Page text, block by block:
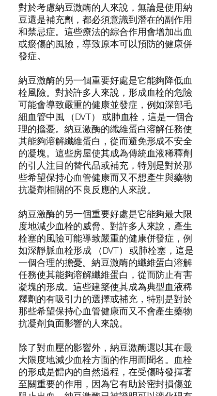
對於考慮納豆激酶的人來說，無論是使用納
豆還是補充劑，都必須意識到潛在的副作用
和禁忌症。這些療法的綜合作用會增加出血
或瘀傷的風險，導致原本可以預防的健康併
發症。
納豆激酶的另一個重要好處是它能夠降低血
栓風險。對於許多人來說，形成血栓的危險
可能會導致嚴重的健康並發症，例如深部毛
細血管中風 （DVT） 或肺血栓，這是一個合
理的擔憂。納豆激酶的纖維蛋白溶解任務使
其能夠溶解纖維蛋白，從而避免形成不安全
的凝塊。這些房屋使其成為傳統血液稀釋劑
的引人注目的替代品或補充，特別是對於那
些希望保持心血管健康而又不想產生與藥物
抗凝劑相關的不良反應的人來說。
納豆激酶的另一個重要好處是它能夠最大限
度地減少血栓的威脅。對許多人來說，產生
栓塞的風險可能導致嚴重的健康併發症，例
如深靜脈血栓形成 （DVT） 或肺栓塞，這是
一個合理的擔憂。納豆激酶的纖維蛋白溶解
任務使其能夠溶解纖維蛋白，從而防止有害
凝塊的形成。這些建築使其成為典型血液稀
釋劑的有吸引力的選擇或補充，特別是對於
那些希望保持心血管健康而又不會產生藥物
抗凝劑負面影響的人來說。
除了對血壓的影響外，納豆激酶還以其在最
大限度地減少血栓方面的作用而聞名。血栓
的形成是體內的自然過程，在受傷時發揮著
至關重要的作用，因為它有助於密封損傷並